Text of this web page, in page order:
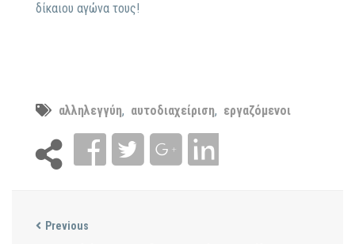
δίκαιου αγώνα τους!
αλληλεγγύη, αυτοδιαχείριση, εργαζόμενοι
Previous